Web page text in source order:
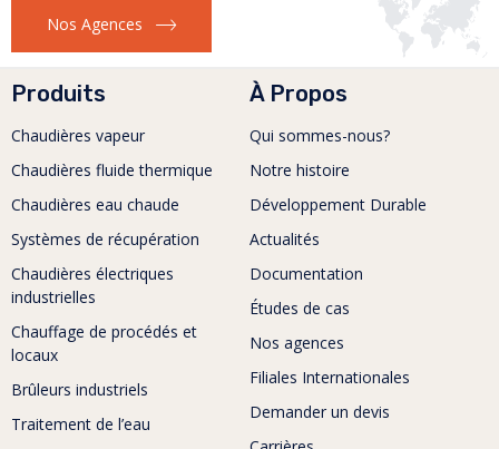
Nos Agences
Produits
Chaudières vapeur
Chaudières fluide thermique
Chaudières eau chaude
Systèmes de récupération
Chaudières électriques
industrielles
Chauffage de procédés et
locaux
Brûleurs industriels
Traitement de l’eau
À Propos
Qui sommes-nous?
Notre histoire
Développement Durable
Actualités
Documentation
Études de cas
Nos agences
Filiales Internationales
Demander un devis